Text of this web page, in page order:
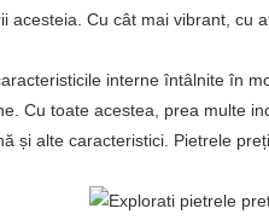
Cu cât mai vibrant, cu
interne întâlnite în
Cu toate acestea, prea multe
și alte caracteristici. Pietrele